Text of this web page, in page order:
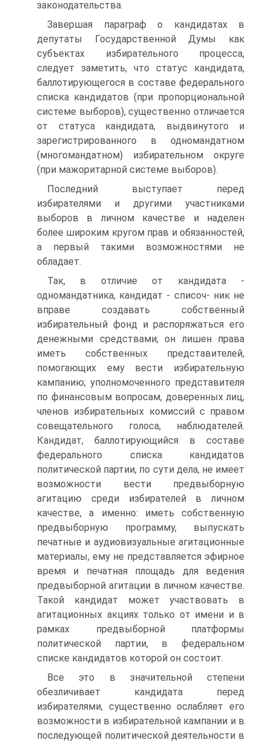
законодательства.
Завершая параграф о кандидатах в
депутаты Государственной Думы как
субъектах избирательного процесса,
следует заметить, что статус кандидата,
баллотирующегося в составе федерального
списка кандидатов (при пропорциональной
системе выборов), существенно отличается
от статуса кандидата, выдвинутого и
зарегистрированного в одномандатном
(многомандатном) избирательном округе
(при мажоритарной системе выборов).
Последний выступает перед
избирателями и другими участниками
выборов в личном качестве и наделен
более широким кругом прав и обязанностей,
а первый такими возможностями не
обладает.
Так, в отличие от кандидата -
одномандатника, кандидат - списоч- ник не
вправе создавать собственный
избирательный фонд и распоряжаться его
денежными средствами; он лишен права
иметь собственных представителей,
помогающих ему вести избирательную
кампанию; уполномоченного представителя
по финансовым вопросам, доверенных лиц,
членов избирательных комиссий с правом
совещательного голоса, наблюдателей.
Кандидат, баллотирующийся в составе
федерального списка кандидатов
политической партии, по сути дела, не имеет
возможности вести предвыборную
агитацию среди избирателей в личном
качестве, а именно: иметь собственную
предвыборную программу, выпускать
печатные и аудиовизуальные агитационные
материалы, ему не представляется эфирное
время и печатная площадь для ведения
предвыборной агитации в личном качестве.
Такой кандидат может участвовать в
агитационных акциях только от имени и в
рамках предвыборной платформы
политической партии, в федеральном
списке кандидатов которой он состоит.
Все это в значительной степени
обезличивает кандидата перед
избирателями, существенно ослабляет его
возможности в избирательной кампании и в
последующей политической деятельности в